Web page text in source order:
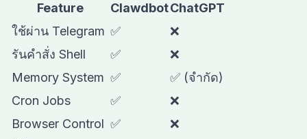
Feature
ClawdbotChatGPT
ใช้ผ่าน Telegram ✅
❌
รันคำสั่ง Shell
✅
❌
Memory System ✅
✅ (จำกัด)
Cron Jobs
✅
❌
Browser Control ✅
❌